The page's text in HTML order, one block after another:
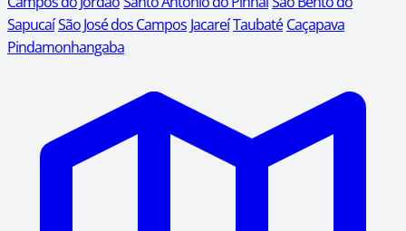
SapucaíSão José dos Campos JacareíTaubaté Caçapava
Pindamonhangaba